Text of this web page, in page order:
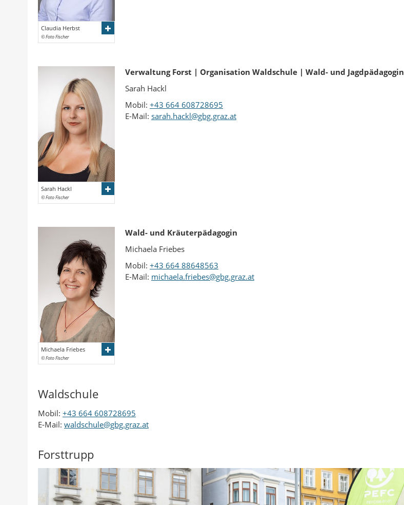
Claudia Herbst
© Foto Fischer
Sarah Hackl
© Foto Fischer
Verwaltung Forst | Organisation Waldschule | Wald- und Jagdpädagogin
Sarah Hackl
Mobil: +43 664 608728695
E-Mail: sarah.hackl@gbg.graz.at
Michaela Friebes
© Foto Fischer
Wald- und Kräuterpädagogin
Michaela Friebes
Mobil: +43 664 88648563
E-Mail: michaela.friebes@gbg.graz.at
Waldschule
Mobil: +43 664 608728695
E-Mail: waldschule@gbg.graz.at
Forsttrupp